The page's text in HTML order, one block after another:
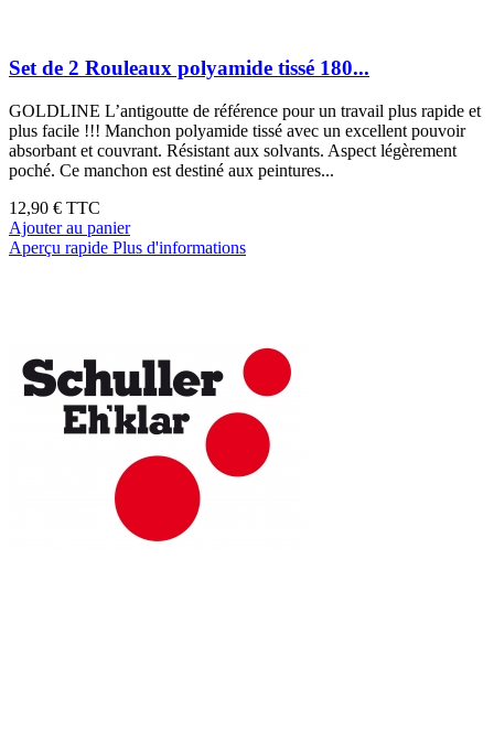
Set de 2 Rouleaux polyamide tissé 180...
GOLDLINE L’antigoutte de référence pour un travail plus rapide et
plus facile !!! Manchon polyamide tissé avec un excellent pouvoir
absorbant et couvrant. Résistant aux solvants. Aspect légèrement
poché. Ce manchon est destiné aux peintures...
12,90 € TTC
Ajouter au panier
Aperçu rapide Plus d'informations